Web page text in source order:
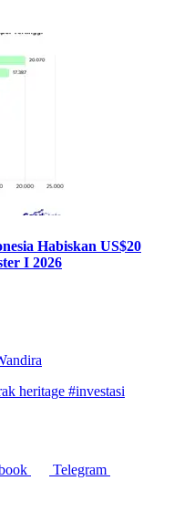
Habiskan US$20
I 2026
heritage #investasi
Telegram